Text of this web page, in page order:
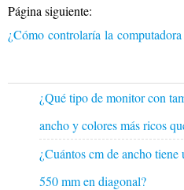
Página siguiente:
¿Cómo controlaría la
¿Qué tipo de monitor con
ancho y colores más ricos
¿Cuántos cm de ancho
550 mm en diagonal?